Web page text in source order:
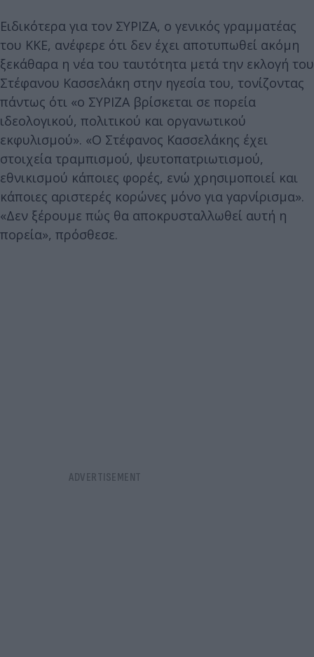
Ειδικότερα για τον ΣΥΡΙΖΑ, ο γενικός γραμματέας
του ΚΚΕ, ανέφερε ότι δεν έχει αποτυπωθεί ακόμη
ξεκάθαρα η νέα του ταυτότητα μετά την εκλογή του
Στέφανου Κασσελάκη στην ηγεσία του, τονίζοντας
πάντως ότι «ο ΣΥΡΙΖΑ βρίσκεται σε πορεία
ιδεολογικού, πολιτικού και οργανωτικού
εκφυλισμού». «Ο Στέφανος Κασσελάκης έχει
στοιχεία τραμπισμού, ψευτοπατριωτισμού,
εθνικισμού κάποιες φορές, ενώ χρησιμοποιεί και
κάποιες αριστερές κορώνες μόνο για γαρνίρισμα».
«Δεν ξέρουμε πώς θα αποκρυσταλλωθεί αυτή η
πορεία», πρόσθεσε.